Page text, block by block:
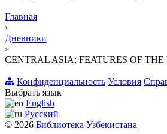
Главная
›
Дневники
›
CENTRAL ASIA: FEATURES OF
Конфиденциальность Условия
Выбрать язык
English
Русский
© 2026 Библиотека Узбекистана